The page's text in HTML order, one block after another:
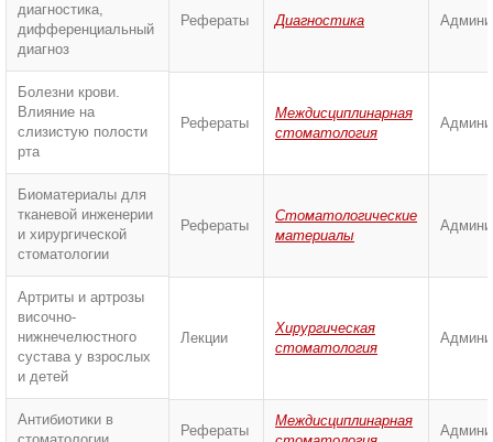
диагностика,
дифференциальный
диагноз
Рефераты Диагностика
Болезни крови.
Влияние на
слизистую полости
рта
Рефераты
Междисциплинарная
стоматология
Биоматериалы для
тканевой инженерии
и хирургической
стоматологии
Рефераты
Стоматологические
материалы
Артриты и артрозы
височно-
нижнечелюстного
сустава у взрослых
и детей
Лекции
Хирургическая
стоматология
Антибиотики в
Рефераты
Междисциплинарная